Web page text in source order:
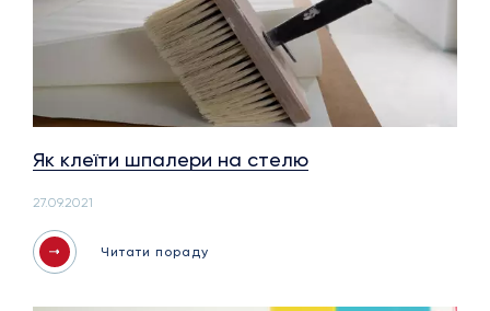
Як клеїти шпалери на стелю
27.09.2021
Читати пораду